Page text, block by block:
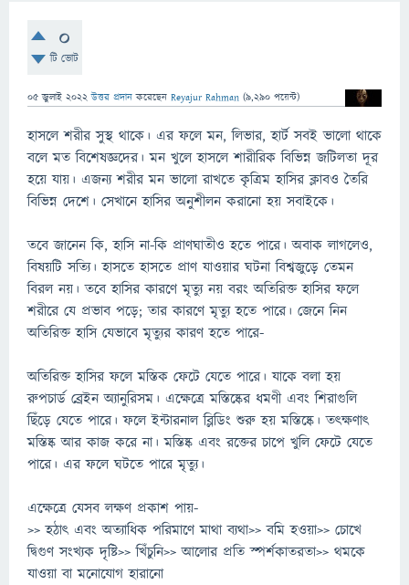
0
টি ভোট
05 জুলাই 2022 উত্তর প্রদান করেছেন Reyajur Rahman (9,290 পয়েন্ট)
হাসলে শরীর সুস্থ থাকে। এর ফলে মন, লিভার, হার্ট সবই ভালো থাকে
বলে মত বিশেষজ্ঞদের। মন খুলে হাসলে শারীরিক বিভিন্ন জটিলতা দূর
হয়ে যায়। এজন্য শরীর মন ভালো রাখতে কৃত্রিম হাসির ক্লাবও তৈরি
বিভিন্ন দেশে। সেখানে হাসির অনুশীলন করানো হয় সবাইকে।
তবে জানেন কি, হাসি না-কি প্রাণঘাতীও হতে পারে। অবাক লাগলেও,
বিষয়টি সত্যি। হাসতে হাসতে প্রাণ যাওয়ার ঘটনা বিশ্বজুড়ে তেমন
বিরল নয়। তবে হাসির কারণে মৃত্যু নয় বরং অতিরিক্ত হাসির ফলে
শরীরে যে প্রভাব পড়ে; তার কারণে মৃত্যু হতে পারে। জেনে নিন
অতিরিক্ত হাসি যেভাবে মৃত্যুর কারণ হতে পারে-
অতিরিক্ত হাসির ফলে মস্তিক ফেটে যেতে পারে। যাকে বলা হয়
রুপচার্ড ব্রেইন অ্যানুরিসম। এক্ষেত্রে মস্তিষ্কের ধমণী এবং শিরাগুলি
ছিঁড়ে যেতে পারে। ফলে ইন্টারনাল ব্লিডিং শুরু হয় মস্তিষ্কে। তৎক্ষণাৎ
মস্তিষ্ক আর কাজ করে না। মস্তিষ্ক এবং রক্তের চাপে খুলি ফেটে যেতে
পারে। এর ফলে ঘটতে পারে মৃত্যু।
এক্ষেত্রে যেসব লক্ষণ প্রকাশ পায়-
>> হঠাৎ এবং অত্যাধিক পরিমাণে মাথা ব্যথা>> বমি হওয়া>> চোখে
দ্বিগুণ সংখ্যক দৃষ্টি>> খিঁচুনি>> আলোর প্রতি স্পর্শকাতরতা>> থমকে
যাওয়া বা মনোযোগ হারানো